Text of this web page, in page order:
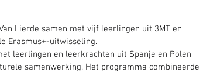
Lierde samen met vijf leerlingen uit 3MT en
Erasmus+-uitwisseling.
leerlingen en leerkrachten uit Spanje en Polen
samenwerking. Het programma combineerde